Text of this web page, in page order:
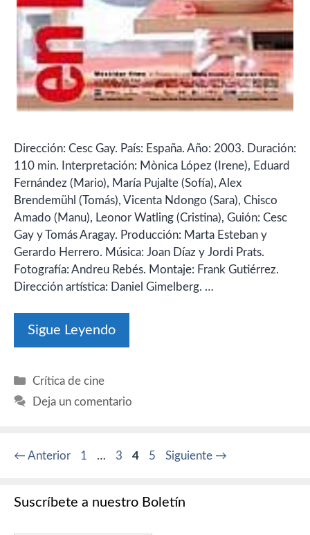
Dirección: Cesc Gay. País: España. Año: 2003. Duración:
110 min. Interpretación: Mònica López (Irene), Eduard
Fernández (Mario), María Pujalte (Sofía), Alex
Brendemühl (Tomás), Vicenta Ndongo (Sara), Chisco
Amado (Manu), Leonor Watling (Cristina), Guión: Cesc
Gay y Tomás Aragay. Producción: Marta Esteban y
Gerardo Herrero. Música: Joan Díaz y Jordi Prats.
Fotografía: Andreu Rebés. Montaje: Frank Gutiérrez.
Dirección artística: Daniel Gimelberg. …
Sigue Leyendo
Categorías
Crítica de cine
Deja un comentario
← Anterior Página
1 … Página
3 Página
4 Página
5 Siguiente →
Suscríbete a nuestro Boletín